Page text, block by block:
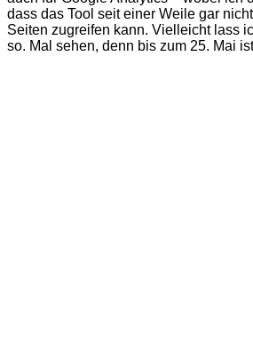
dass das Tool seit einer Weile gar
Seiten zugreifen kann. Vielleicht lass
so. Mal sehen, denn bis zum 25. Mai